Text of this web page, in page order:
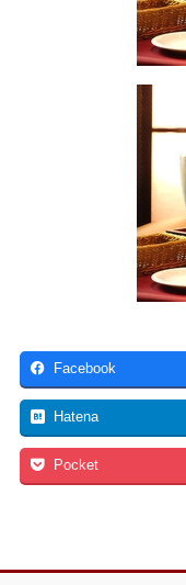
Facebook
Hatena
Pocket